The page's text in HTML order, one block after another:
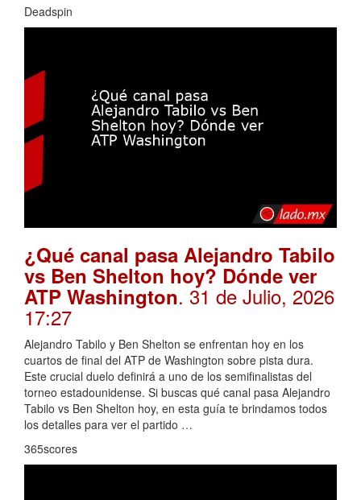
Deadspin
¿Qué canal pasa Alejandro Tabilo
vs Ben Shelton hoy? Dónde ver
ATP Washington. 31 de Julio, 2026
17:27
Alejandro Tabilo y Ben Shelton se enfrentan hoy en los
cuartos de final del ATP de Washington sobre pista dura.
Este crucial duelo definirá a uno de los semifinalistas del
torneo estadounidense. Si buscas qué canal pasa Alejandro
Tabilo vs Ben Shelton hoy, en esta guía te brindamos todos
los detalles para ver el partido …
365scores